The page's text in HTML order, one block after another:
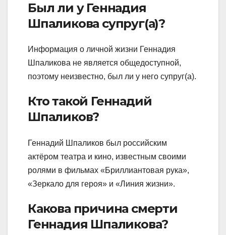
Был ли у Геннадия
Шпаликова супруг(а)?
Информация о личной жизни Геннадия
Шпаликова не является общедоступной,
поэтому неизвестно, был ли у него супруг(а).
Кто такой Геннадий
Шпаликов?
Геннадий Шпаликов был российским
актёром театра и кино, известным своими
ролями в фильмах «Бриллиантовая рука»,
«Зеркало для героя» и «Линия жизни».
Какова причина смерти
Геннадия Шпаликова?